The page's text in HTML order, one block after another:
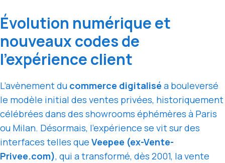
Évolution numérique et
nouveaux codes de
l’expérience client
L’avènement du commerce digitalisé a bouleversé
le modèle initial des ventes privées, historiquement
célébrées dans des showrooms éphémères à Paris
ou Milan. Désormais, l’expérience se vit sur des
interfaces telles que Veepee (ex-Vente-
Privee.com), qui a transformé, dès 2001, la vente